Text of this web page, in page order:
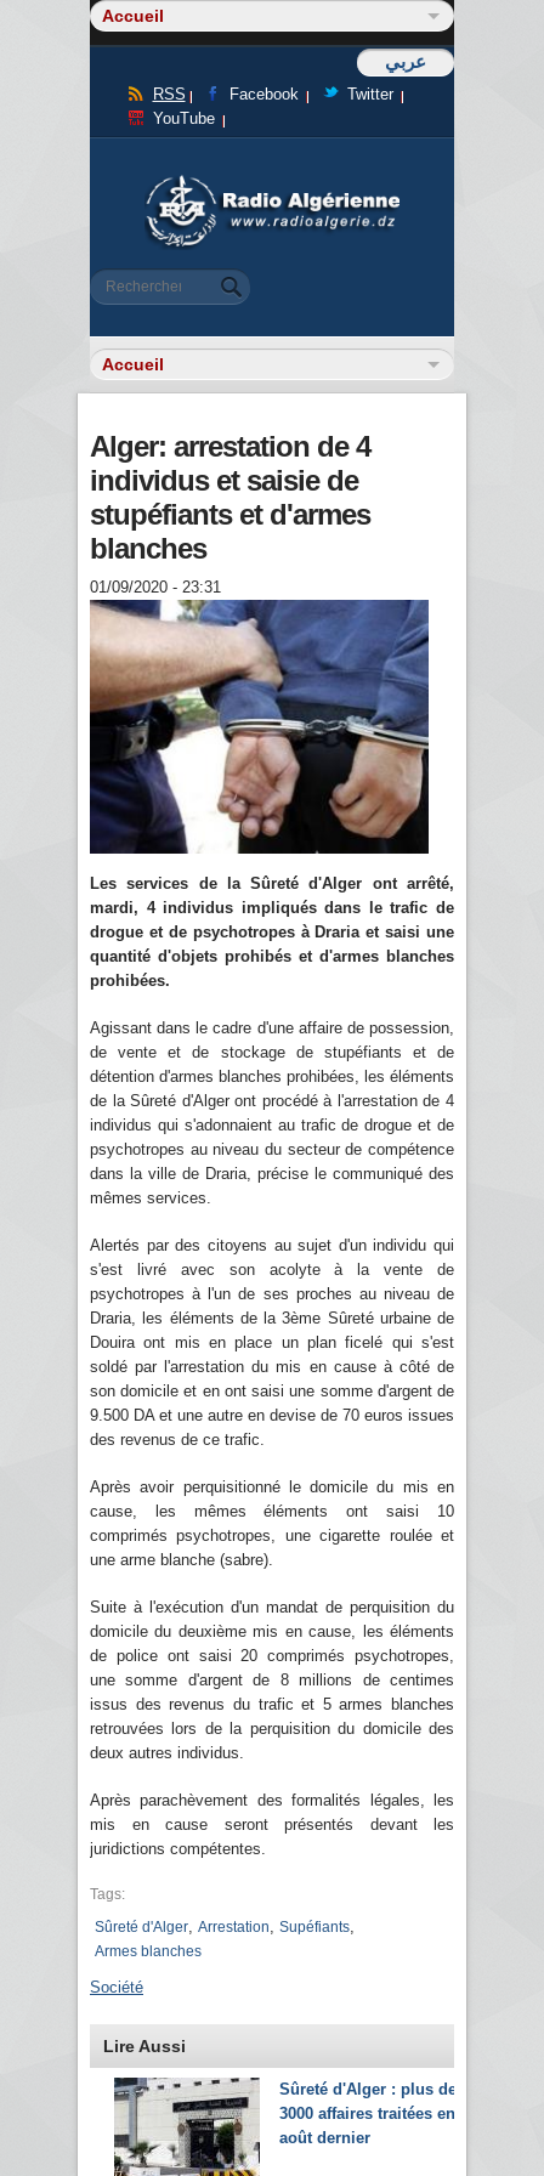
عربي
RSS Facebook
Twitter
YouTube
Formulaire de recherche
Rechercher
Alger: arrestation de 4
individus et saisie de
stupéfiants et d'armes
blanches
01/09/2020 - 23:31
Les services de la Sûreté d'Alger ont arrêté,
mardi, 4 individus impliqués dans le trafic de
drogue et de psychotropes à Draria et saisi une
quantité d'objets prohibés et d'armes blanches
prohibées.
Agissant dans le cadre d'une affaire de possession,
de vente et de stockage de stupéfiants et de
détention d'armes blanches prohibées, les éléments
de la Sûreté d'Alger ont procédé à l'arrestation de 4
individus qui s'adonnaient au trafic de drogue et de
psychotropes au niveau du secteur de compétence
dans la ville de Draria, précise le communiqué des
mêmes services.
Alertés par des citoyens au sujet d'un individu qui
s'est livré avec son acolyte à la vente de
psychotropes à l'un de ses proches au niveau de
Draria, les éléments de la 3ème Sûreté urbaine de
Douira ont mis en place un plan ficelé qui s'est
soldé par l'arrestation du mis en cause à côté de
son domicile et en ont saisi une somme d'argent de
9.500 DA et une autre en devise de 70 euros issues
des revenus de ce trafic.
Après avoir perquisitionné le domicile du mis en
cause, les mêmes éléments ont saisi 10
comprimés psychotropes, une cigarette roulée et
une arme blanche (sabre).
Suite à l'exécution d'un mandat de perquisition du
domicile du deuxième mis en cause, les éléments
de police ont saisi 20 comprimés psychotropes,
une somme d'argent de 8 millions de centimes
issus des revenus du trafic et 5 armes blanches
retrouvées lors de la perquisition du domicile des
deux autres individus.
Après parachèvement des formalités légales, les
mis en cause seront présentés devant les
juridictions compétentes.
Tags:
Sûreté d'Alger Arrestation Supéfiants
Armes blanches
Société
Lire Aussi
Sûreté d'Alger : plus de
3000 affaires traitées en
août dernier